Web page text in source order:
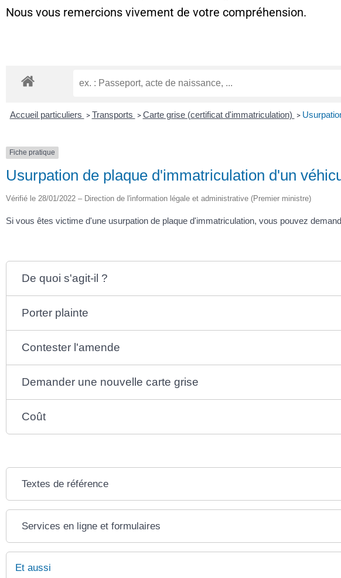
Nous vous remercions vivement de votre compréhension.
Accueil particuliers > Transports > Carte grise (certificat d'immatriculation) >
Fiche pratique
Usurpation de plaque d'immatriculation d'un
Vérifié le 28/01/2022 – Direction de l'information légale et administrative (Premier ministre)
Si vous êtes victime d'une usurpation de plaque d'immatriculation, vous pouvez
De quoi s'agit-il ?
Porter plainte
Contester l'amende
Demander une nouvelle carte grise
Coût
Textes de référence
Services en ligne et formulaires
Et aussi